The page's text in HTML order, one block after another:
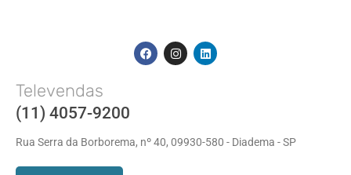
Televendas
(11) 4057-9200
Rua Serra da Borborema, nº 40, 09930-580 - Diadema - SP